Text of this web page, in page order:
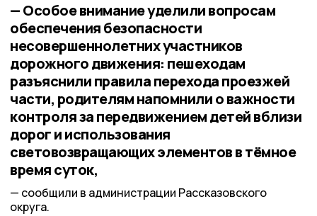
— Особое внимание уделили вопросам
обеспечения безопасности
несовершеннолетних участников
дорожного движения: пешеходам
разъяснили правила перехода проезжей
части, родителям напомнили о важности
контроля за передвижением детей вблизи
дорог и использования
световозвращающих элементов в тёмное
время суток,
сообщили в администрации Рассказовского
округа.